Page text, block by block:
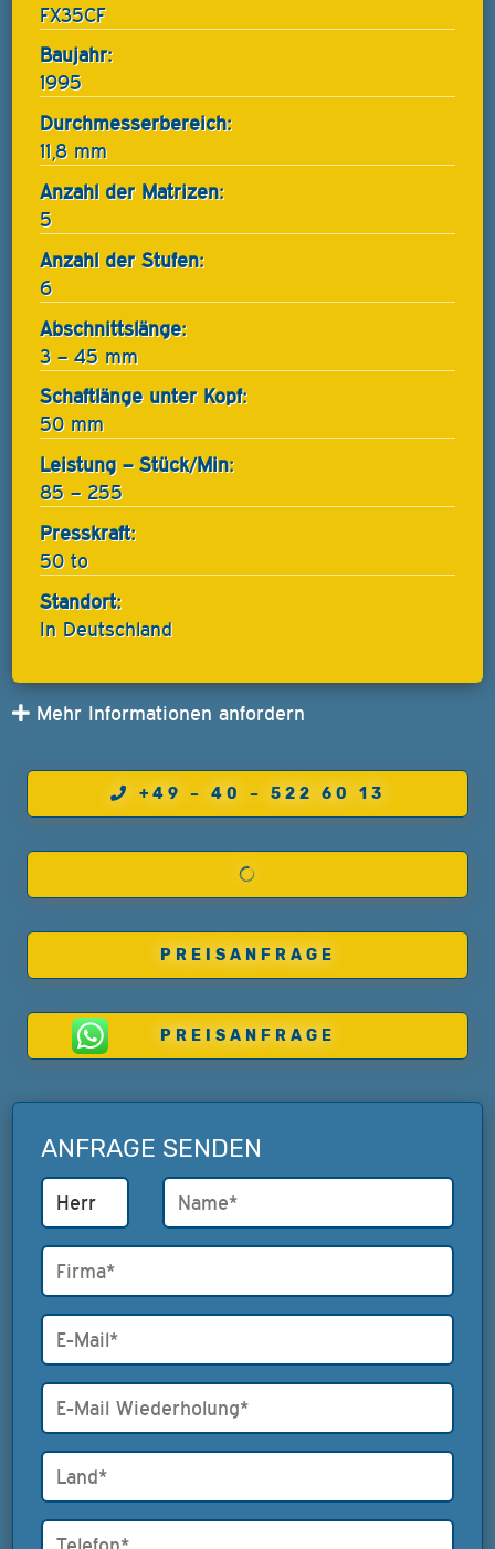
FX35CF
Baujahr:
1995
Durchmesserbereich:
11,8 mm
Anzahl der Matrizen:
5
Anzahl der Stufen:
6
Abschnittslänge:
3 – 45 mm
Schaftlänge unter Kopf:
50 mm
Leistung – Stück/Min:
85 – 255
Presskraft:
50 to
Standort:
In Deutschland
Mehr Informationen anfordern
+49 – 40 – 522 60 13
PREISANFRAGE
PREISANFRAGE
ANFRAGE SENDEN